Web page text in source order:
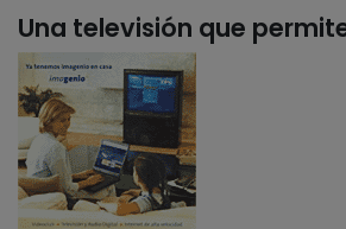
Una televisión que